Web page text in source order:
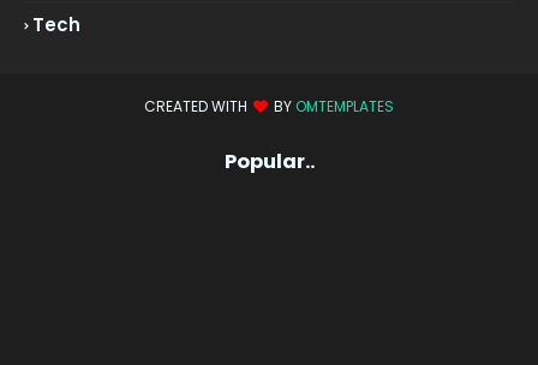
Tech
CREATED WITH BY OMTEMPLATES
Popular..